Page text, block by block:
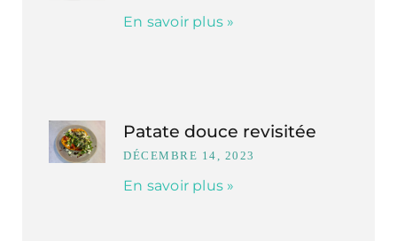
En savoir plus »
Patate douce revisitée
DÉCEMBRE 14, 2023
En savoir plus »